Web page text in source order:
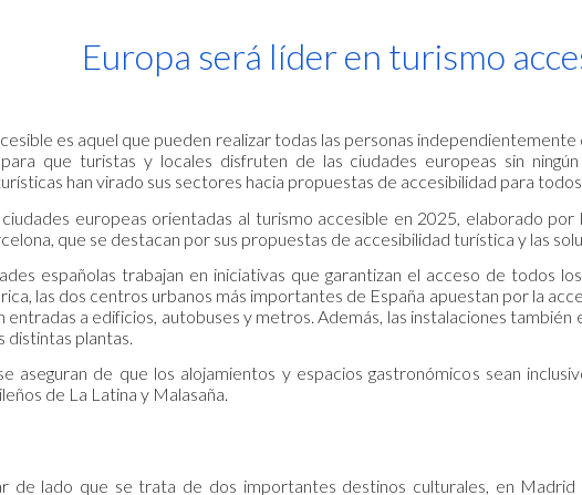
Skip to main content Skip to navigation
Europa será líder en turismo
es aquel que pueden realizar todas las personas independientemente
que turistas y locales disfruten de las ciudades europeas sin
han virado sus sectores hacia propuestas de accesibilidad para
europeas orientadas al turismo accesible en 2025, elaborado
que se destacan por sus propuestas de accesibilidad turística y las
españolas trabajan en iniciativas que garantizan el acceso de todos
las dos centros urbanos más importantes de España apuestan por la
entradas a edificios, autobuses y metros. Además, las instalaciones
distintas plantas.
aseguran de que los alojamientos y espacios gastronómicos sean
de La Latina y Malasaña.
de lado que se trata de dos importantes destinos culturales, en